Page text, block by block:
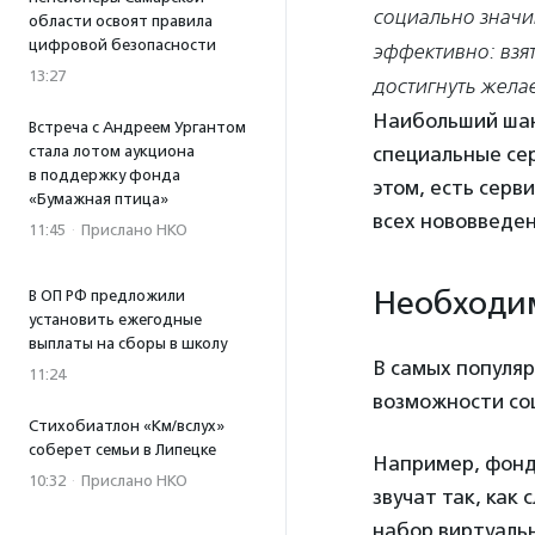
области освоят правила
цифровой безопасности
13:27
Встреча с Андреем Ургантом
стала лотом аукциона
в поддержку фонда
«Бумажная птица»
11:45 · Прислано НКО
В ОП РФ предложили
установить ежегодные
выплаты на сборы в школу
11:24
Стихобиатлон «Км/вслух»
соберет семьи в Липецке
10:32 · Прислано НКО
социально
эффективно:
достигнуть
Наибольший
специальные
этом, есть
всех
В самых
возможности
Например, фонд
звучат так,